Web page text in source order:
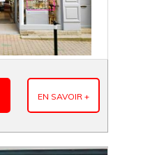
EN SAVOIR +